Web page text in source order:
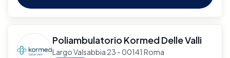
Poliambulatorio Kormed Delle Valli
Largo Valsabbia 23 - 00141 Roma